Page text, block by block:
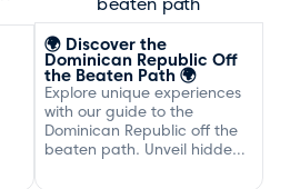
🌍 Discover the
Dominican Republic Off
the Beaten Path 🌍
Explore unique experiences
with our guide to the
Dominican Republic off the
beaten path. Unveil hidden